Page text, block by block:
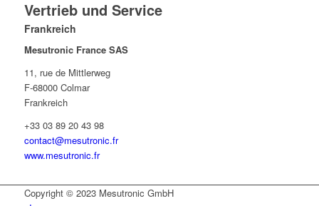
Vertrieb und Service
Frankreich
Mesutronic France SAS
11, rue de Mittlerweg
F-68000 Colmar
Frankreich
+33 03 89 20 43 98
contact@mesutronic.fr
www.mesutronic.fr
Copyright © 2023 Mesutronic GmbH